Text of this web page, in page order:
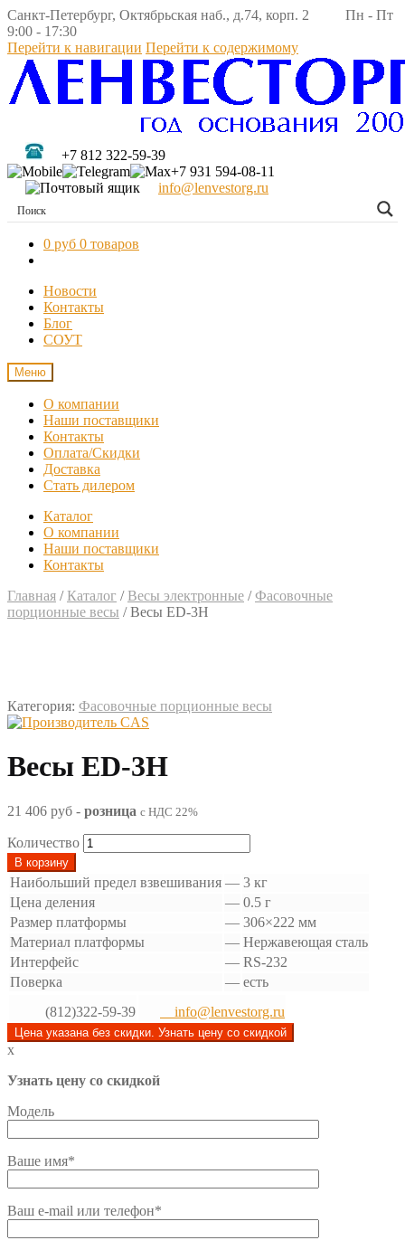
Санкт-Петербург, Октябрьская наб., д.74, корп. 2 Пн - Пт
9:00 - 17:30
Перейти к навигации Перейти к содержимому
+7 812 322-59-39
+7 931 594-08-11
info@lenvestorg.ru
0 руб 0 товаров
Новости
Контакты
Блог
СОУТ
Меню
О компании
Наши поставщики
Контакты
Оплата/Скидки
Доставка
Стать дилером
Каталог
О компании
Наши поставщики
Контакты
Главная / Каталог / Весы электронные /Фасовочные
порционные весы /Весы ED-3H
Категория: Фасовочные порционные весы
Весы ED-3H
21 406 руб - розница с НДС 22%
Количество
В корзину
Наибольший предел взвешивания — 3 кг
Цена деления
— 0.5 г
Размер платформы
— 306×222 мм
Материал платформы
— Нержавеющая сталь
Интерфейс
— RS-232
Поверка
— есть
(812)322-59-39
info@lenvestorg.ru
Цена указана без скидки. Узнать цену со скидкой
x
Узнать цену со скидкой
Модель
Ваше имя*
Ваш e-mail или телефон*